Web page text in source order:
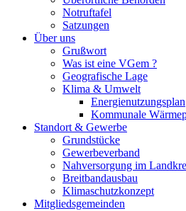
Notruftafel
Satzungen
Über uns
Grußwort
Was ist eine VGem ?
Geografische Lage
Klima & Umwelt
Energienutzungsplan
Kommunale
Standort & Gewerbe
Grundstücke
Gewerbeverband
Nahversorgung im
Breitbandausbau
Klimaschutzkonzept
Mitgliedsgemeinden